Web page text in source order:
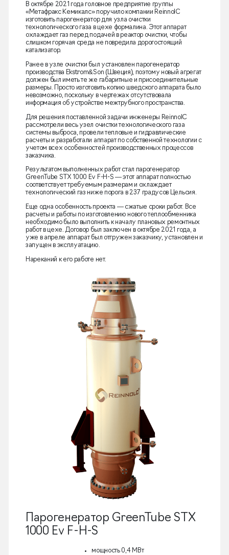
В октябре 2021 года головное предприятие группы
«Метафракс Кемикалс» поручило компании ReinnolC
изготовить парогенератор для узла очистки
технологического газа в цехе формалина. Этот аппарат
охлаждает газ перед подачей в реактор очистки, чтобы
слишком горячая среда не повредила дорогостоящий
катализатор.
Ранее в узле очистки был установлен парогенератор
производства Ekstrom&Son (Швеция), поэтому новый агрегат
должен был иметь те же габаритные и присоединительные
размеры. Просто изготовить копию шведского аппарата было
невозможно, поскольку в чертежах отсутствовала
информация об устройстве межтрубного пространства.
Для решения поставленной задачи инженеры ReinnolC
рассмотрели весь узел очистки технологического газа
системы выброса, провели тепловые и гидравлические
расчеты и разработали аппарат по собственной технологии с
учетом всех особенностей производственных процессов
заказчика.
Результатом выполненных работ стал парогенератор
GreenTube STX 1000 Ev F-H-S — этот аппарат полностью
соответствует требуемым размерам и охлаждает
технологический газ ниже порога в 237 градусов Цельсия.
Еще одна особенность проекта — сжатые сроки работ. Все
расчеты и работы по изготовлению нового теплообменника
необходимо было выполнить к началу плановых ремонтных
работ в цехе. Договор был заключен в октябре 2021 года, а
уже в апреле аппарат был отгружен заказчику, установлен и
запущен в эксплуатацию.
Нареканий к его работе нет.
Парогенератор GreenTube STX
1000 Ev F-H-S
мощность 0,4 МВт